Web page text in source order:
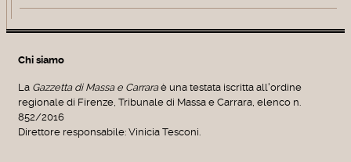
Chi siamo
La Gazzetta di Massa e Carraraè una testata iscritta all'ordine
regionale di Firenze, Tribunale di Massa e Carrara, elenco n.
852/2016
Direttore responsabile: Vinicia Tesconi.